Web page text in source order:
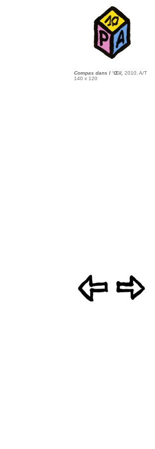
Compas dans l ’Œil, 2010. A/T
140 x 120